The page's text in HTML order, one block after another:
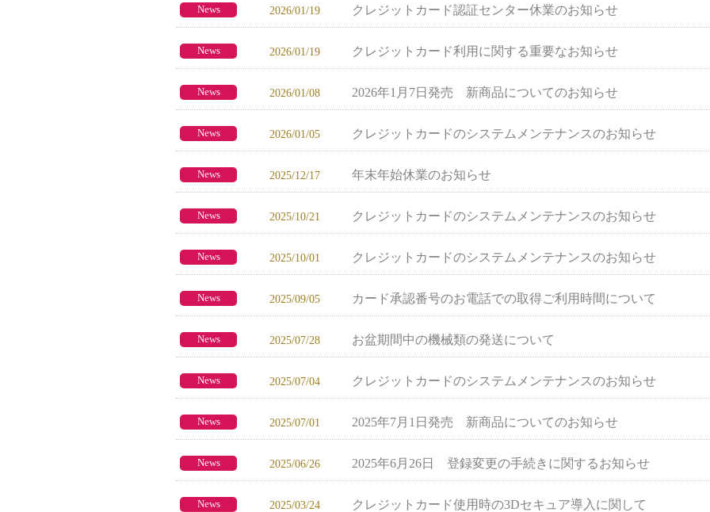
News 2026/01/19 クレジットカード認証センター休業のお知らせ
News 2026/01/19 クレジットカード利用に関する重要なお知らせ
News 2026/01/08 2026年1月7日発売 新商品についてのお知らせ
News 2026/01/05 クレジットカードのシステムメンテナンスのお知らせ
News 2025/12/17 年末年始休業のお知らせ
News 2025/10/21 クレジットカードのシステムメンテナンスのお知らせ
News 2025/10/01 クレジットカードのシステムメンテナンスのお知らせ
News 2025/09/05 カード承認番号のお電話での取得ご利用時間について
News 2025/07/28 お盆期間中の機械類の発送について
News 2025/07/04 クレジットカードのシステムメンテナンスのお知らせ
News 2025/07/01 2025年7月1日発売 新商品についてのお知らせ
News 2025/06/26 2025年6月26日 登録変更の手続きに関するお知らせ
News 2025/03/24 クレジットカード使用時の3Dセキュア導入に関して